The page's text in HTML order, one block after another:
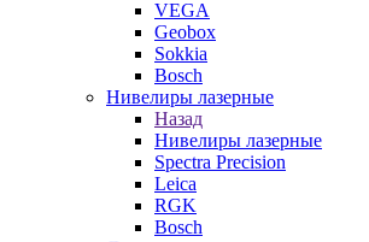
VEGA
Geobox
Sokkia
Bosch
Нивелиры лазерные
Назад
Нивелиры лазерные
Spectra Precision
Leica
RGK
Bosch